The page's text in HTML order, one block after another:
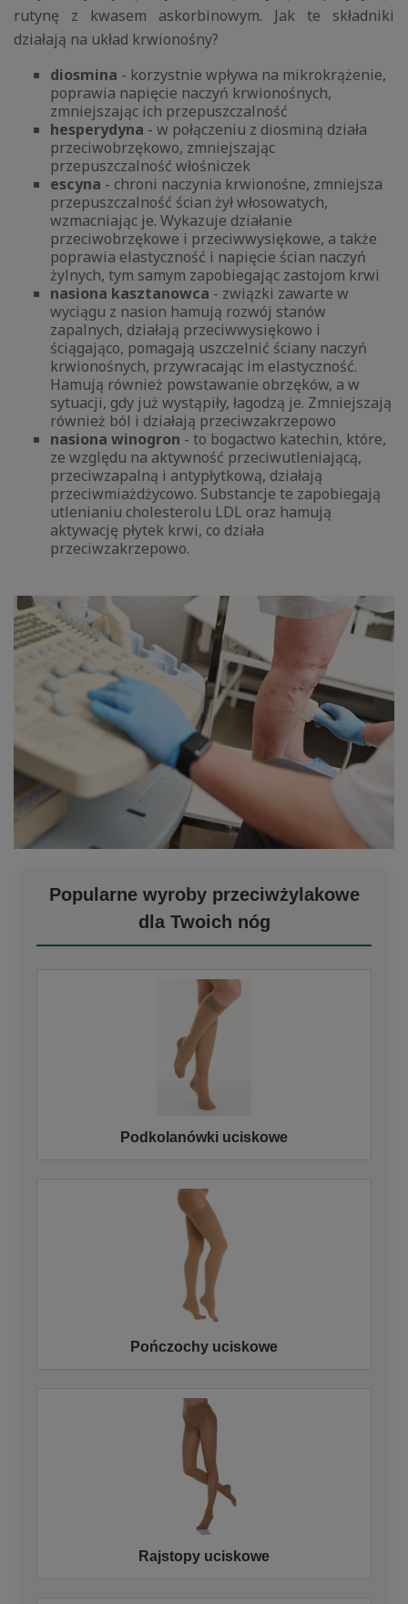
rutynę z kwasem askorbinowym. Jak te składniki
działają na układ krwionośny?
diosmina - korzystnie wpływa na mikrokrążenie,
poprawia napięcie naczyń krwionośnych,
zmniejszając ich przepuszczalność
hesperydyna - w połączeniu z diosminą działa
przeciwobrzękowo, zmniejszając
przepuszczalność włośniczek
escyna - chroni naczynia krwionośne, zmniejsza
przepuszczalność ścian żył włosowatych,
wzmacniając je. Wykazuje działanie
przeciwobrzękowe i przeciwwysiękowe, a także
poprawia elastyczność i napięcie ścian naczyń
żylnych, tym samym zapobiegając zastojom krwi
nasiona kasztanowca - związki zawarte w
wyciągu z nasion hamują rozwój stanów
zapalnych, działają przeciwwysiękowo i
ściągająco, pomagają uszczelnić ściany naczyń
krwionośnych, przywracając im elastyczność.
Hamują również powstawanie obrzęków, a w
sytuacji, gdy już wystąpiły, łagodzą je. Zmniejszają
również ból i działają przeciwzakrzepowo
nasiona winogron - to bogactwo katechin, które,
ze względu na aktywność przeciwutleniającą,
przeciwzapalną i antypłytkową, działają
przeciwmiażdżycowo. Substancje te zapobiegają
utlenianiu cholesterolu LDL oraz hamują
aktywację płytek krwi, co działa
przeciwzakrzepowo.
Popularne wyroby przeciwżylakowe
dla Twoich nóg
Podkolanówki uciskowe
Pończochy uciskowe
Rajstopy uciskowe